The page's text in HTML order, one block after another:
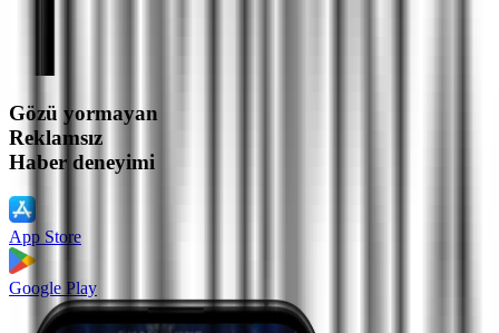
Gözü yormayan
Reklamsız
Haber deneyimi
App Store
Google Play